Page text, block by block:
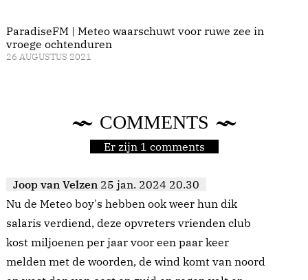
ParadiseFM | Meteo waarschuwt voor ruwe zee in
vroege ochtenduren
26 AUGUSTUS 2021
COMMENTS
Er zijn 1 comments
Joop van Velzen 25 jan. 2024 20.30
Nu de Meteo boy's hebben ook weer hun dik
salaris verdiend, deze opvreters vrienden club
kost miljoenen per jaar voor een paar keer
melden met de woorden, de wind komt van noord